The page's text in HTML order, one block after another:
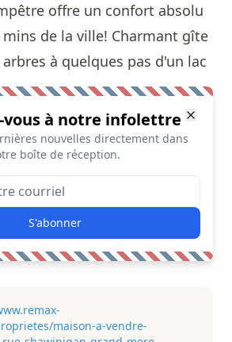
offre un confort absolu
de la ville! Charmant gîte
à quelques pas d'un lac
vous à notre infolettre
nouvelles directement dans
boîte de réception.
S'abonner
maison-a-vendre-